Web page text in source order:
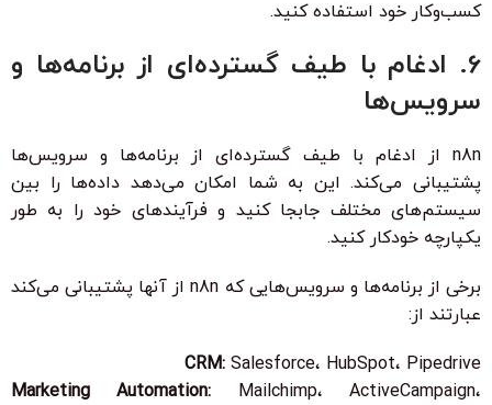
کسب‌وکار خود استفاده کنید.
6. ادغام با طیف گسترده‌ای از برنامه‌ها و
سرویس‌ها
n8n از ادغام با طیف گسترده‌ای از برنامه‌ها و سرویس‌ها
پشتیبانی می‌کند. این به شما امکان می‌دهد داده‌ها را بین
سیستم‌های مختلف جابجا کنید و فرآیندهای خود را به طور
یکپارچه خودکار کنید.
برخی از برنامه‌ها و سرویس‌هایی که n8n از آنها پشتیبانی می‌کند
عبارتند از:
CRM: Salesforce، HubSpot، Pipedrive
Marketing Automation: Mailchimp، ActiveCampaign،